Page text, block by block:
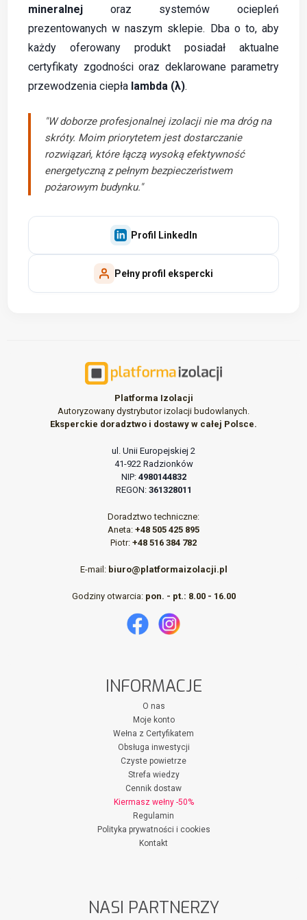
mineralnej oraz systemów ociepleń
prezentowanych w naszym sklepie. Dba o to, aby
każdy oferowany produkt posiadał aktualne
certyfikaty zgodności oraz deklarowane parametry
przewodzenia ciepła lambda (λ).
"W doborze profesjonalnej izolacji nie ma dróg na
skróty. Moim priorytetem jest dostarczanie
rozwiązań, które łączą wysoką efektywność
energetyczną z pełnym bezpieczeństwem
pożarowym budynku."
Profil LinkedIn
Pełny profil ekspercki
Platforma Izolacji
Autoryzowany dystrybutor izolacji budowlanych.
Eksperckie doradztwo i dostawy w całej Polsce.
ul. Unii Europejskiej 2
41-922 Radzionków
NIP: 4980144832
REGON: 361328011
Doradztwo techniczne:
Aneta: +48 505 425 895
Piotr: +48 516 384 782
E-mail: biuro@platformaizolacji.pl
Godziny otwarcia: pon. - pt.: 8.00 - 16.00
INFORMACJE
O nas
Moje konto
Wełna z Certyfikatem
Obsługa inwestycji
Czyste powietrze
Strefa wiedzy
Cennik dostaw
Kiermasz wełny -50%
Regulamin
Polityka prywatności i cookies
Kontakt
NASI PARTNERZY